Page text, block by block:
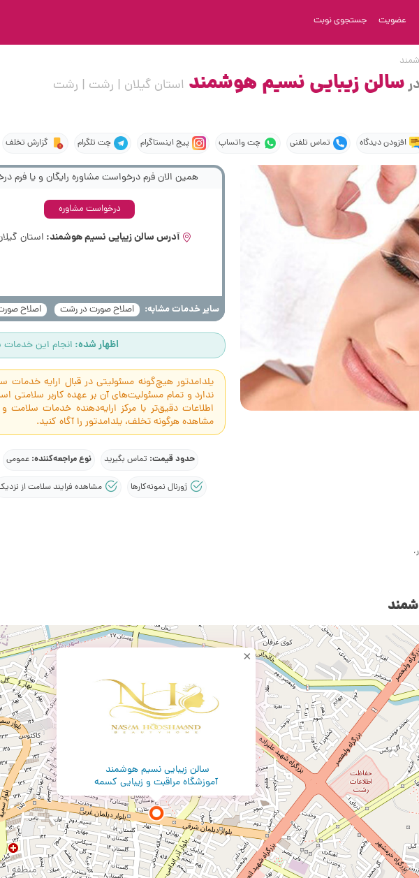
عضویت جستجوی نوبت
درسالن زیبایی نسیم هوشمند استان گیلان | رشت | رشت
افزودن دیدگاه تماس تلفنی چت واتساپ پیج اینستاگرام چت تلگرام گزارش تخلف
همین الان فرم درخواست مشاوره رایگان و یا فرم
درخواست مشاوره
آدرس سالن زیبایی نسیم هوشمند: استان
سایر خدمات مشابه: اصلاح صورت در رشت اصلاح
اظهار شده: انجام این
یلدامدتور هیچ‌گونه مسئولیتی در قبال ارایه
ندارد و تمام مسئولیت‌های آن بر عهده کاربر
اطلاعات دقیق‌تر با مرکز ارایه‌دهنده خدمات
مشاهده هرگونه تخلف، یلدامدتور را آگاه کنید.
حدود قیمت: تماس بگیرید نوع مراجعه‌کننده: عمومی
ژورنال نمونه‌کارها مشاهده فرایند سلامت از
سالن زیبایی نسیم هوشمند
آموزشگاه مراقبت و زیبایی کسمه
×